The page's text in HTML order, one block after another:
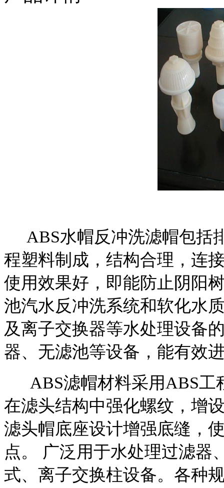
ABS水帽反冲洗滤帽包括
程塑料制成，结构合理，连
使用效果好，即能防止阴阳
池汽水反冲洗系统和软化水
及离子交换器等水处理设备
器、无滤池等设备，能有效
ABS滤帽材料采用ABS工
在滤头结构中强化螺纹，增
滤头帽底座设计增强底缝，
点。 广泛用于水处理过滤器
式、离子交换柱设备。各种